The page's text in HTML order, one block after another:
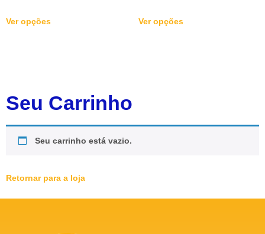
Ver opções Ver opções
Seu Carrinho
Seu carrinho está vazio.
Retornar para a loja